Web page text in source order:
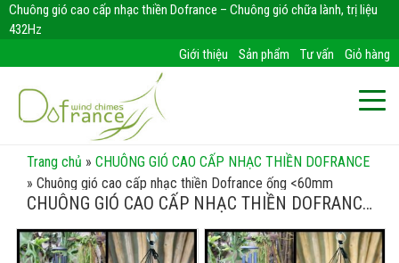
Chuông gió cao cấp nhạc thiền Dofrance – Chuông gió chữa lành, trị liệu
432Hz
Giỏ hàng
Tư vấn
Sản phẩm
Giới thiệu
Trang chủ » CHUÔNG GIÓ CAO CẤP NHẠC THIỀN DOFRANCE
» Chuông gió cao cấp nhạc thiền Dofrance ống <60mm
CHUÔNG GIÓ CAO CẤP NHẠC THIỀN DOFRANCE
ỐNG <60MM